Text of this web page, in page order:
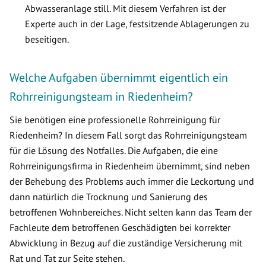
Abwasseranlage still. Mit diesem Verfahren ist der
Experte auch in der Lage, festsitzende Ablagerungen zu
beseitigen.
Welche Aufgaben übernimmt eigentlich ein
Rohrreinigungsteam in Riedenheim?
Sie benötigen eine professionelle Rohrreinigung für
Riedenheim? In diesem Fall sorgt das Rohrreinigungsteam
für die Lösung des Notfalles. Die Aufgaben, die eine
Rohrreinigungsfirma in Riedenheim übernimmt, sind neben
der Behebung des Problems auch immer die Leckortung und
dann natürlich die Trocknung und Sanierung des
betroffenen Wohnbereiches. Nicht selten kann das Team der
Fachleute dem betroffenen Geschädigten bei korrekter
Abwicklung in Bezug auf die zuständige Versicherung mit
Rat und Tat zur Seite stehen.